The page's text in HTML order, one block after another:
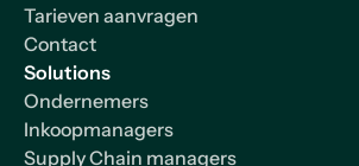
Tarieven aanvragen
Contact
Solutions
Ondernemers
Inkoopmanagers
Supply Chain managers